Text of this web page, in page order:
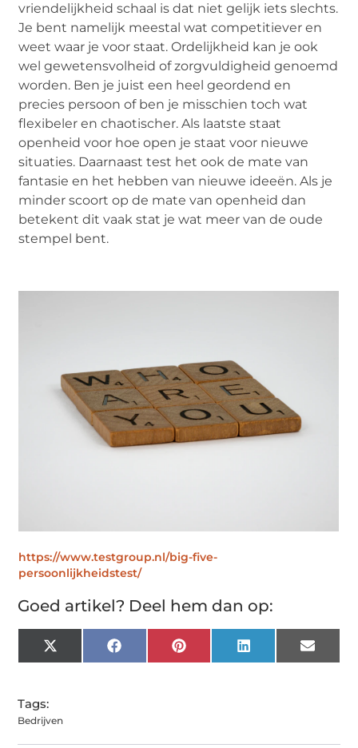
vriendelijkheid schaal is dat niet gelijk iets slechts.
Je bent namelijk meestal wat competitiever en
weet waar je voor staat. Ordelijkheid kan je ook
wel gewetensvolheid of zorgvuldigheid genoemd
worden. Ben je juist een heel geordend en
precies persoon of ben je misschien toch wat
flexibeler en chaotischer. Als laatste staat
openheid voor hoe open je staat voor nieuwe
situaties. Daarnaast test het ook de mate van
fantasie en het hebben van nieuwe ideeën. Als je
minder scoort op de mate van openheid dan
betekent dit vaak stat je wat meer van de oude
stempel bent.
https://www.testgroup.nl/big-five-
persoonlijkheidstest/
Goed artikel? Deel hem dan op:
X
(Twitter)
Facebook Pinterest LinkedIn Email
Tags:
Bedrijven